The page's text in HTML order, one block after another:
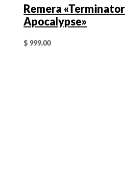
Remera
Apocalypse»
$ 999,00